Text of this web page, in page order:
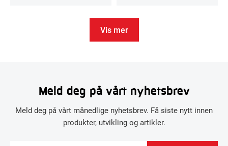
Vis mer
Meld deg på vårt nyhetsbrev
Meld deg på vårt månedlige nyhetsbrev. Få siste nytt innen
produkter, utvikling og artikler.